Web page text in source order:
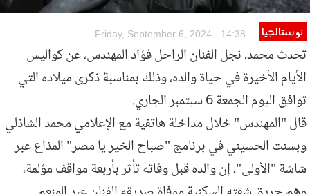
نوستالجيا Friday, September 6, 2024 - 14:38
تحدث محمد، نجل الفنان الراحل فؤاد المهندس، عن كواليس
الأيام الأخيرة في حياة والده، وذلك بمناسبة ذكرى ميلاده التي
توافق اليوم الجمعة 6 سبتمبر الجاري.
قال "المهندس" خلال مداخلة هاتفية مع الإعلامي محمد الشاذلي
وبسنت الحسيني في برنامج "صباح الخير يا مصر" المذاع عبر
شاشة "الأولى"، إن والده قبل وفاته تأثر بأربعة مواقف مؤلمة،